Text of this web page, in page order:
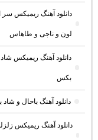
دانلود آهنگ ریمیکس
لون و ناجی و طاهاس
دانلود آهنگ ریمیکس
بکس
دانلود آهنگ باحال و